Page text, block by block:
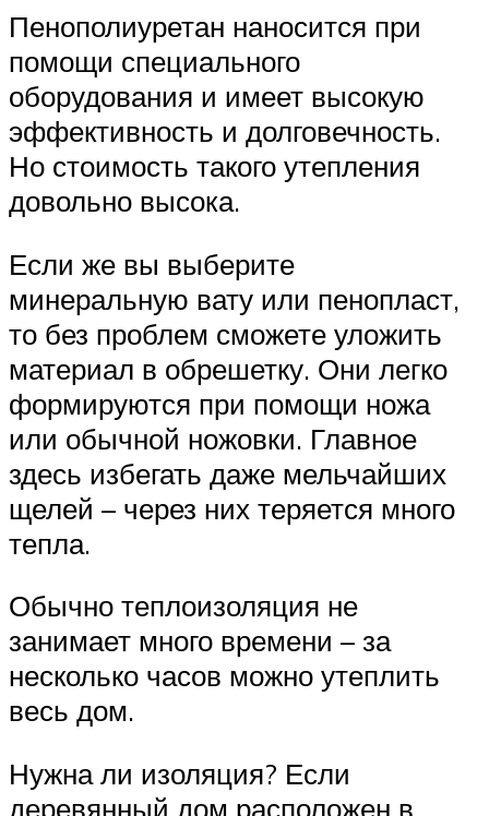
Пенополиуретан наносится при
помощи специального
оборудования и имеет высокую
эффективность и долговечность.
Но стоимость такого утепления
довольно высока.
Если же вы выберите
минеральную вату или пенопласт,
то без проблем сможете уложить
материал в обрешетку. Они легко
формируются при помощи ножа
или обычной ножовки. Главное
здесь избегать даже мельчайших
щелей – через них теряется много
тепла.
Обычно теплоизоляция не
занимает много времени – за
несколько часов можно утеплить
весь дом.
Нужна ли изоляция? Если
деревянный дом расположен в